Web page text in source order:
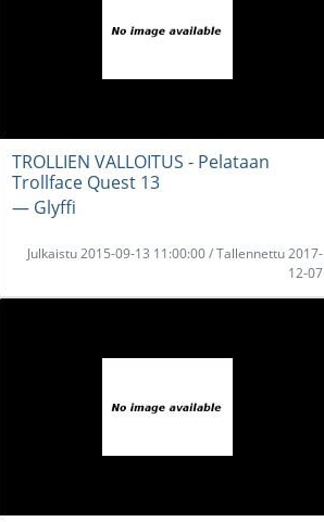
TROLLIEN VALLOITUS - Pelataan
Trollface Quest 13
― Glyffi
Julkaistu 2015-09-13 11:00:00 / Tallennettu 2017-
12-07